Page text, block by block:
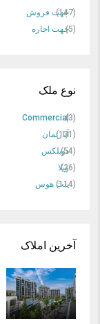
جهت فروش (147)
جهت اجاره (5)
نوع ملک
Commercial (3)
آپارتمان (131)
دوبلکس (54)
ویلا (26)
پنت هوس (114)
آخرین املاک